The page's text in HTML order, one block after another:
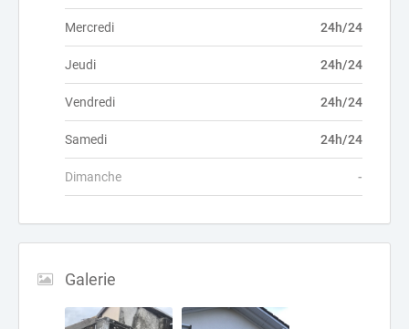
Mercredi 24h/24
Jeudi 24h/24
Vendredi 24h/24
Samedi 24h/24
Dimanche -
Galerie